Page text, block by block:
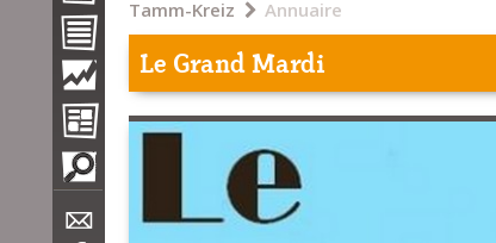
Tamm-Kreiz Annuaire
Le Grand Mardi